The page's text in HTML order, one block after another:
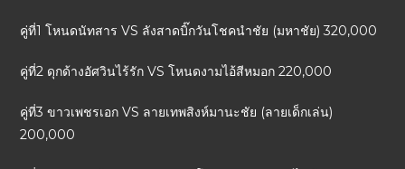
คู่ที่1 โหนดนัทสาร VS ลังสาดบิ๊กวันโชคนำชัย (มหาชัย) 320,000
คู่ที่2 ดุกด้างอัศวินไร้รัก VS โหนดงามไอ้สีหมอก 220,000
คู่ที่3 ขาวเพชรเอก VS ลายเทพสิงห์มานะชัย (ลายเด็กเล่น)
200,000